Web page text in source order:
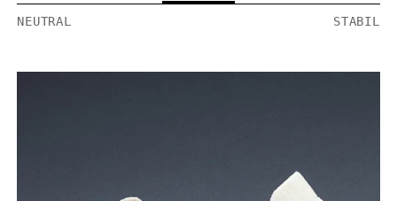
NEUTRAL STABIL